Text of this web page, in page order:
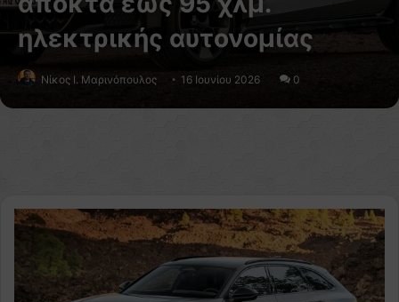
ηλεκτρικής αυτονομίας
Nίκος Ι. Mαρινόπουλος 16 Ιουνίου 2026 0